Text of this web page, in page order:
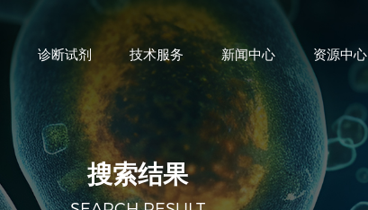
诊断试剂 技术服务 新闻中心 资源中心
搜索结果